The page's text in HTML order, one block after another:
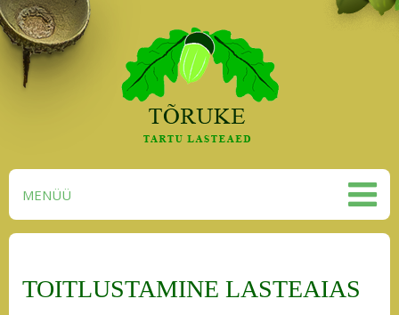
MENÜÜ
TOITLUSTAMINE LASTEAIAS